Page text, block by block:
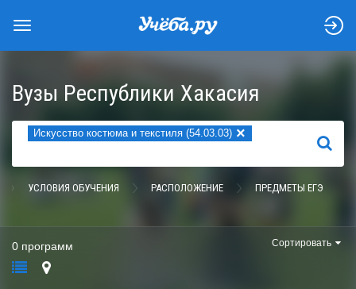
Вузы Республики Хакасия
Искусство костюма и текстиля (54.03.03) ×
НАЙТИ
УСЛОВИЯ ОБУЧЕНИЯ РАСПОЛОЖЕНИЕ ПРЕДМЕТЫ ЕГЭ
0 программ Сортировать